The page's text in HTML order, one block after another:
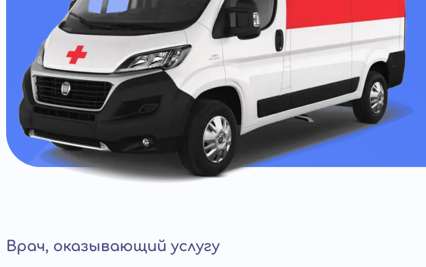
Врач, оказывающий услугу